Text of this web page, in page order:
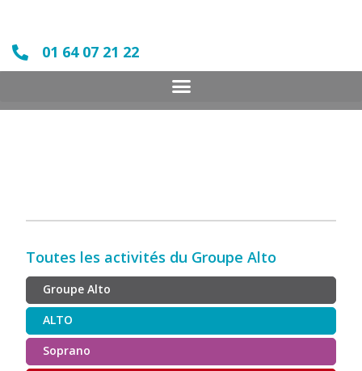
01 64 07 21 22
Toutes les activités du Groupe Alto
Groupe Alto
ALTO
Soprano